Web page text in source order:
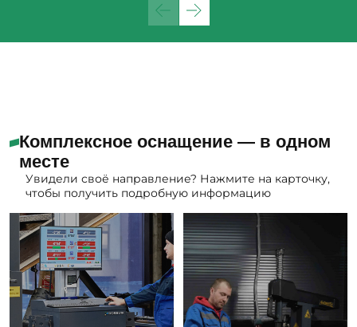
Комплексное оснащение — в одном
месте
Увидели своё направление? Нажмите на карточку,
чтобы получить подробную информацию